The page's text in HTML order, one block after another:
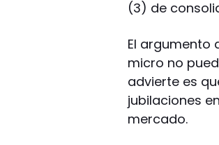
(3) de
El argumento
micro no
advierte es
jubilaciones
mercado.